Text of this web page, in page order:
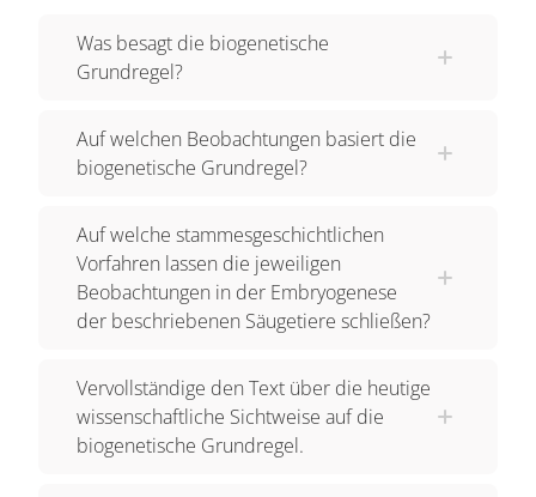
Was besagt die biogenetische
Grundregel?
Auf welchen Beobachtungen basiert die
biogenetische Grundregel?
Auf welche stammesgeschichtlichen
Vorfahren lassen die jeweiligen
Beobachtungen in der Embryogenese
der beschriebenen Säugetiere schließen?
Vervollständige den Text über die heutige
wissenschaftliche Sichtweise auf die
biogenetische Grundregel.